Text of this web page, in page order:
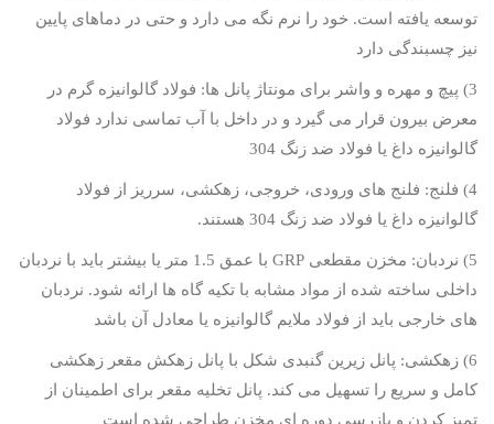
توسعه یافته است. خود را نرم نگه می دارد و حتی در دماهای پایین
نیز چسبندگی دارد
3) پیچ و مهره و واشر برای مونتاژ پانل ها: فولاد گالوانیزه گرم در
معرض بیرون قرار می گیرد و در داخل با آب تماسی ندارد فولاد
گالوانیزه داغ یا فولاد ضد زنگ 304
4) فلنج: فلنج های ورودی، خروجی، زهکشی، سرریز از فولاد
گالوانیزه داغ یا فولاد ضد زنگ 304 هستند.
5) نردبان: مخزن مقطعی GRP
با عمق 1.5 متر یا بیشتر باید با نردبان
داخلی ساخته شده از مواد مشابه با تکیه گاه ها ارائه شود. نردبان
های خارجی باید از فولاد ملایم گالوانیزه یا معادل آن باشد
6) زهکشی: پانل زیرین گنبدی شکل با پانل زهکش مقعر زهکشی
کامل و سریع را تسهیل می کند. پانل تخلیه مقعر برای اطمینان از
تمیز کردن و بازرسی دوره ای مخزن طراحی شده است